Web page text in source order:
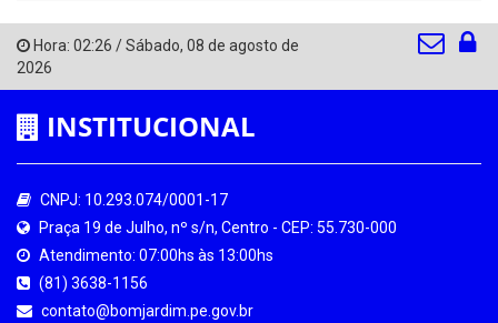
Hora: 02:26 /Sábado, 08 de agosto de
2026
INSTITUCIONAL
CNPJ: 10.293.074/0001-17
Praça 19 de Julho, nº s/n, Centro - CEP: 55.730-000
Atendimento: 07:00hs às 13:00hs
(81) 3638-1156
contato@bomjardim.pe.gov.br